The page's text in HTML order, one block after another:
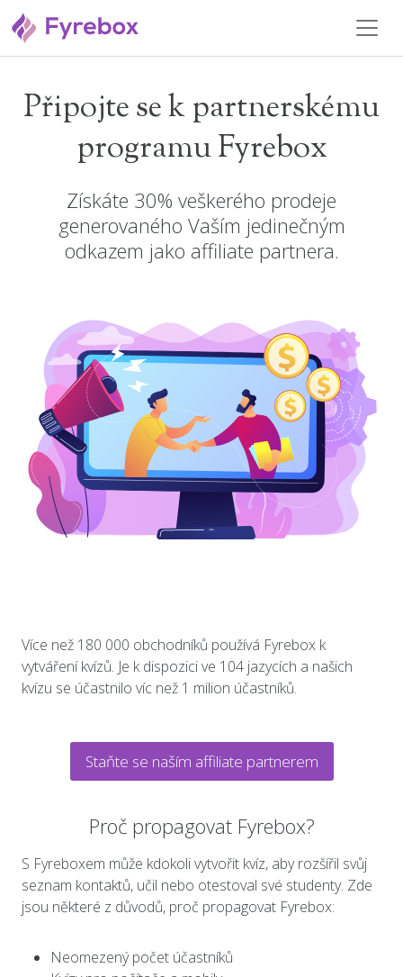
Připojte se k partnerskému
programu Fyrebox
Získáte 30% veškerého prodeje
generovaného Vaším jedinečným
odkazem jako affiliate partnera.
Více než 180 000 obchodníků používá Fyrebox k
vytváření kvízů. Je k dispozici ve 104 jazycích a našich
kvízu se účastnilo víc než 1 milion účastníků.
Staňte se naším affiliate partnerem
Proč propagovat Fyrebox?
S Fyreboxem může kdokoli vytvořit kvíz, aby rozšířil svůj
seznam kontaktů, učil nebo otestoval své studenty. Zde
jsou některé z důvodů, proč propagovat Fyrebox:
Neomezený počet účastníků